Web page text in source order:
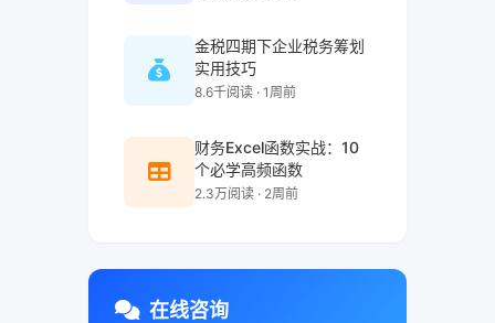
金税四期下企业税务筹划
实用技巧
8.6千阅读 · 1周前
财务Excel函数实战：10
个必学高频函数
2.3万阅读 · 2周前
在线咨询